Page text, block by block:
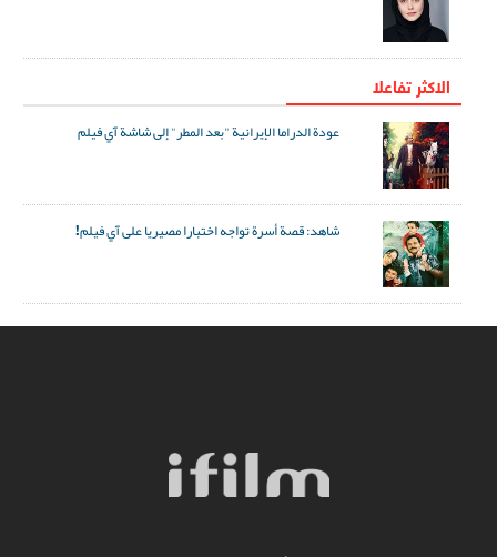
الاکثر تفاعلا
عودة الدراما الإيرانية "بعد المطر" إلى شاشة آي فيلم
شاهد: قصة أسرة تواجه اختبارا مصيريا على آي فيلم!